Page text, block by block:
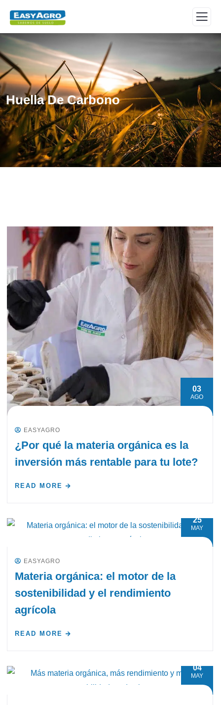
Huella De Carbono
03
AGO
EASYAGRO
¿Por qué la materia orgánica es la
inversión más rentable para tu lote?
READ MORE
25
MAY
EASYAGRO
Materia orgánica: el motor de la
sostenibilidad y el rendimiento
agrícola
READ MORE
04
MAY